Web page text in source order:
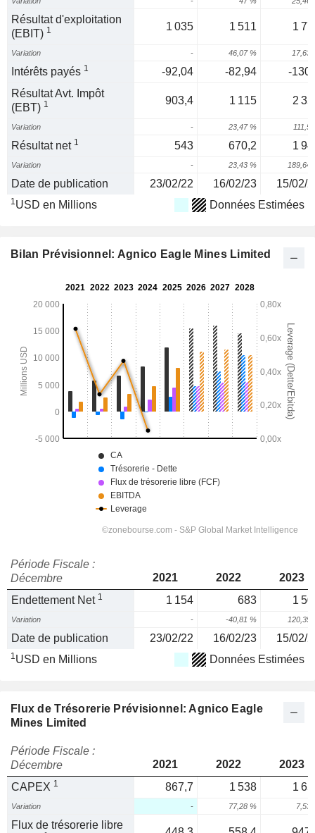
Résultat d'exploitation
(EBIT) 1 1 035 1 511 1
Variation - 46,07 % 17,63
Intérêts payés 1 -92,04 -82,94
-
Résultat Avt. Impôt
(EBT) 1 903,4 1 115 2
Variation - 23,47 % 111,5
Résultat net 1 543 670,2 1
Variation - 23,43 % 189,64
Date de publication 23/02/22 16/02/23 15/02/
1USD en Millions Données Estimées
Bilan Prévisionnel: Agnico Eagle Mines Limited
Période Fiscale :
Décembre
2021 2022
2023
Endettement Net 1 1 154 683 1
Variation - -40,81 % 120,35
Date de publication 23/02/22 16/02/23 15/02/
1USD en Millions Données Estimées
Flux de Trésorerie Prévisionnel: Agnico Eagle
Mines Limited
Période Fiscale :
Décembre
2021 2022
2023
CAPEX 1 867,7 1 538 1
Variation - 77,28 % 7,53
Flux de trésorerie libre